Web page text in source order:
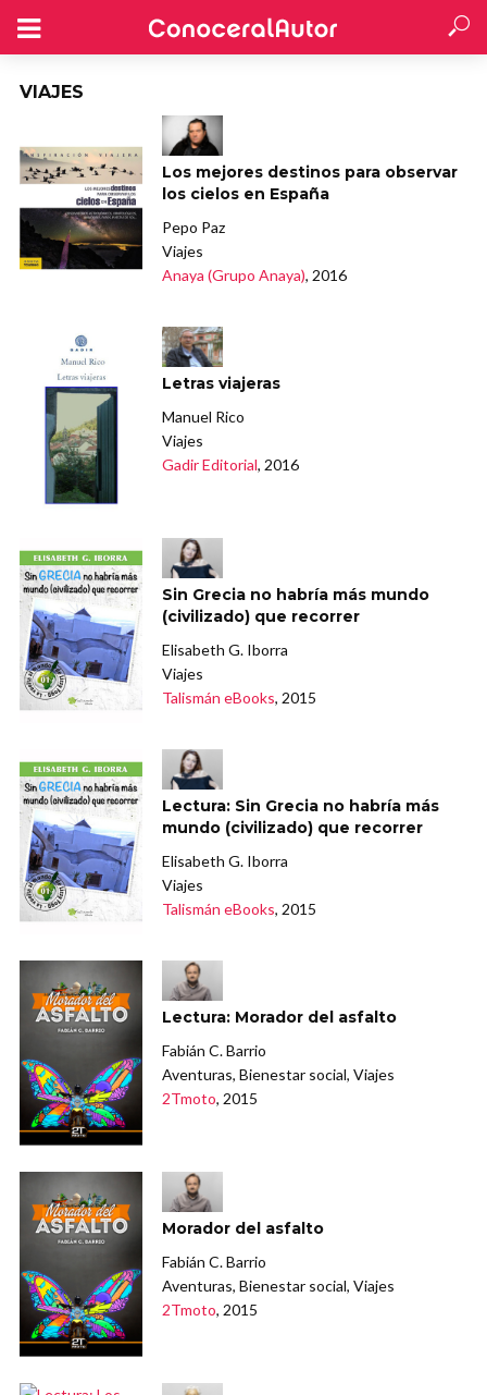
VIAJES
Los mejores destinos para observar
los cielos en España
Pepo Paz
Viajes
Anaya (Grupo Anaya), 2016
Letras viajeras
Manuel Rico
Viajes
Gadir Editorial, 2016
Sin Grecia no habría más mundo
(civilizado) que recorrer
Elisabeth G. Iborra
Viajes
Talismán eBooks, 2015
Lectura: Sin Grecia no habría más
mundo (civilizado) que recorrer
Elisabeth G. Iborra
Viajes
Talismán eBooks, 2015
Lectura: Morador del asfalto
Fabián C. Barrio
Aventuras, Bienestar social, Viajes
2Tmoto, 2015
Morador del asfalto
Fabián C. Barrio
Aventuras, Bienestar social, Viajes
2Tmoto, 2015